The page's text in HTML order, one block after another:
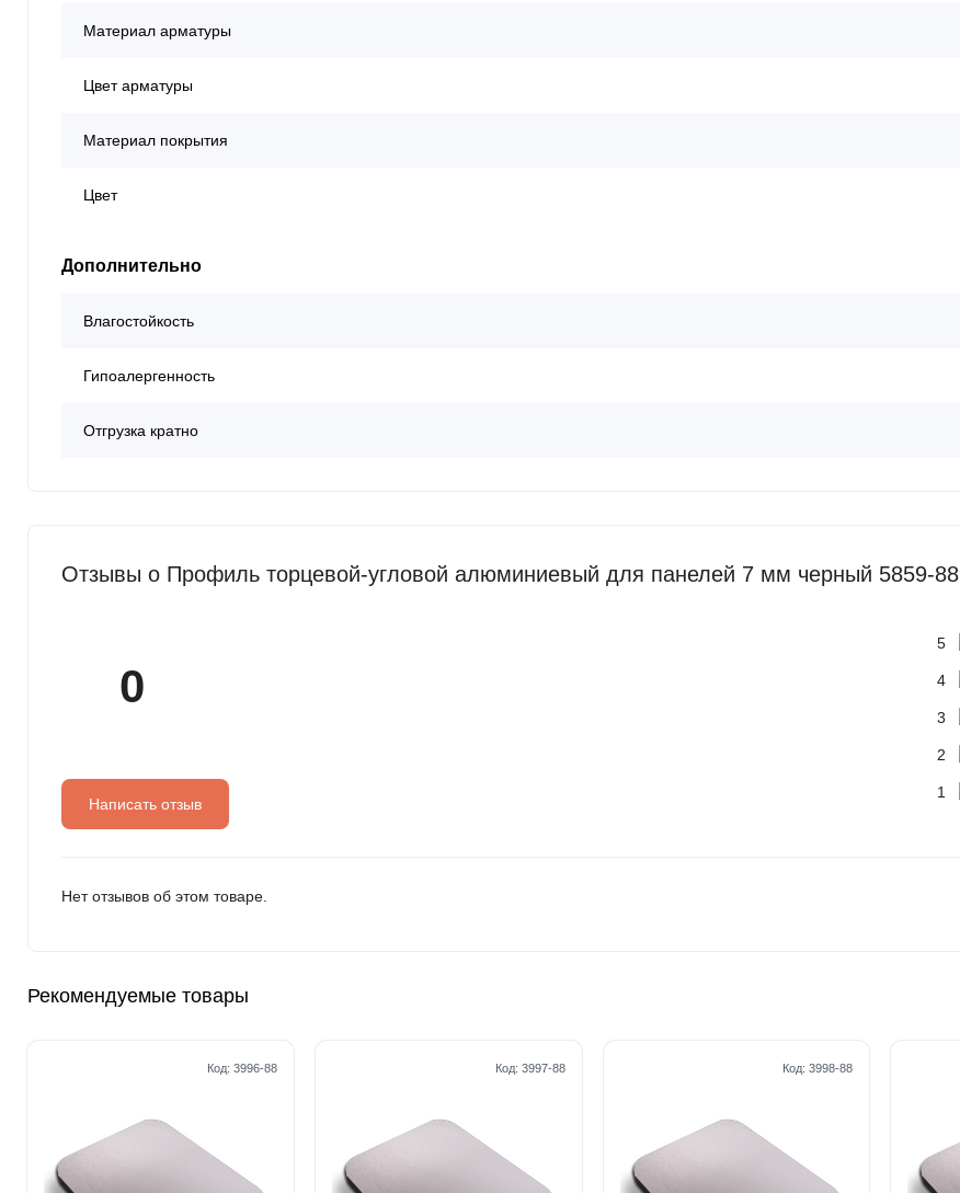
Материал арматуры
Цвет арматуры
Материал покрытия
Цвет
Дополнительно
Влагостойкость
Гипоалергенность
Отгрузка кратно
Отзывы о Профиль торцевой-угловой алюминиевый для панелей 7 мм черный 5859-88
0
Написать отзыв
5
4
3
2
1
Нет отзывов об этом товаре.
Рекомендуемые товары
Код: 3996-88 Код: 3997-88 Код:3998-88